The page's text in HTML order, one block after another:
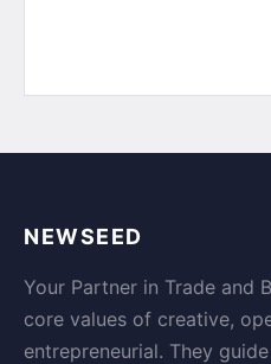
NEWSEED
Your Partner in Trade and
core values of creative,
entrepreneurial. They